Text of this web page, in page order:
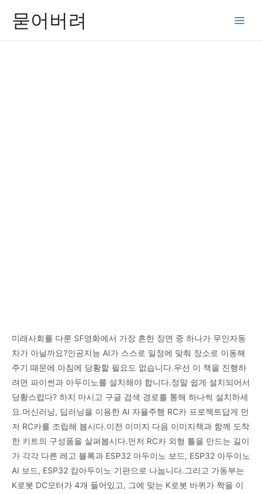
묻어버려
미래사회를 다룬 SF영화에서 가장 흔한 장면 중 하나가 무인자동
차가 아닐까요?인공지능 AI가 스스로 일정에 맞춰 장소로 이동해
주기 때문에 아침에 당황할 필요도 없습니다.우선 이 책을 진행하
려면 파이썬과 아두이노를 설치해야 합니다.정말 쉽게 설치되어서
당황스럽다? 하지 마시고 구글 검색 경로를 통해 하나씩 설치하세
요.머신러닝, 딥러닝을 이용한 AI 자율주행 RC카 프로젝트답게 먼
저 RC카를 조립해 봅시다.이전 이미지 다음 이미지책과 함께 도착
한 키트의 구성품을 살펴봅시다.먼저 RC카 외형 틀을 만드는 길이
가 각각 다른 레고 블록과 ESP32 아두이노 보드, ESP32 아두이노
AI 보드, ESP32 캄아두이노 기판으로 나눕니다.그리고 가동부는
K로봇 DC모터가 4개 들어있고, 그에 맞는 K로봇 바퀴가 짝을 이